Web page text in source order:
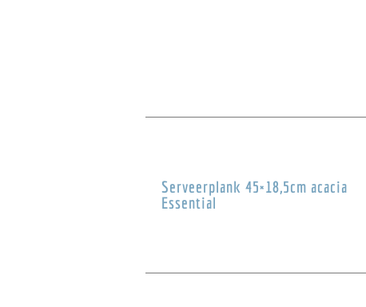
Serveerplank 45×18,5cm acacia
Essential